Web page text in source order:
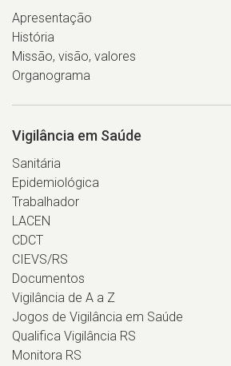
Apresentação
História
Missão, visão, valores
Organograma
Vigilância em Saúde
Sanitária
Epidemiológica
Trabalhador
LACEN
CDCT
CIEVS/RS
Documentos
Vigilância de A a Z
Jogos de Vigilância em Saúde
Qualifica Vigilância RS
Monitora RS